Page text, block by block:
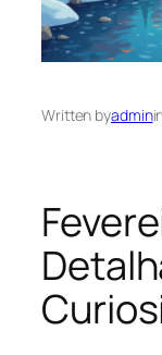
Written byadmin